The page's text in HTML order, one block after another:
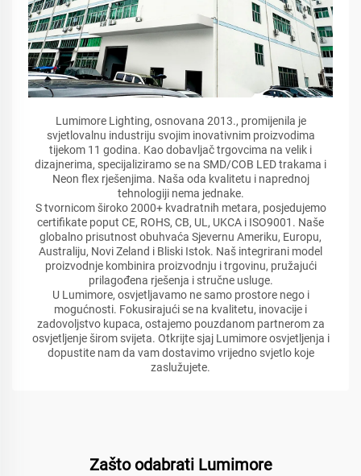
Lumimore Lighting, osnovana 2013., promijenila je
svjetlovalnu industriju svojim inovativnim proizvodima
tijekom 11 godina. Kao dobavljač trgovcima na velik i
dizajnerima, specijaliziramo se na SMD/COB LED trakama i
Neon flex rješenjima. Naša oda kvalitetu i naprednoj
tehnologiji nema jednake.
S tvornicom široko 2000+ kvadratnih metara, posjedujemo
certifikate poput CE, ROHS, CB, UL, UKCA i ISO9001. Naše
globalno prisutnost obuhvaća Sjevernu Ameriku, Europu,
Australiju, Novi Zeland i Bliski Istok. Naš integrirani model
proizvodnje kombinira proizvodnju i trgovinu, pružajući
prilagođena rješenja i stručne usluge.
U Lumimore, osvjetljavamo ne samo prostore nego i
mogućnosti. Fokusirajući se na kvalitetu, inovacije i
zadovoljstvo kupaca, ostajemo pouzdanom partnerom za
osvjetljenje širom svijeta. Otkrijte sjaj Lumimore osvjetljenja i
dopustite nam da vam dostavimo vrijedno svjetlo koje
zaslužujete.
Zašto odabrati Lumimore